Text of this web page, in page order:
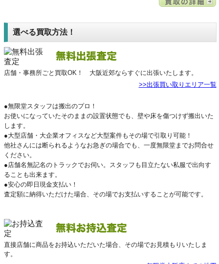
選べる買取方法！
店舗・事務所ごと買取OK！ 大阪近郊ならすぐに出張いたします。
>>出張買い取りエリア一覧
●無限堂スタッフは搬出のプロ！
お使いになっていたそのままの設置状態でも、壁や床を傷つけず搬出いた
します。
●大型店舗・大企業オフィスなど大型案件もその場で引取り可能！
他社さんには断られるようなお急ぎの場合でも、一度無限堂までお問合せ
ください。
●店舗名無記名のトラックでお伺い。スタッフも目立たない私服で出向す
ることも出来ます。
●安心の即日現金支払い！
査定額に納得いただけた場合、その場でお支払いすることが可能です。
直接店舗に商品をお持込いただいた場合、その場でお見積もりいたしま
す。